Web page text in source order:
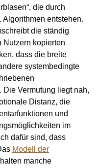
die durch
Algorithmen entstehen.
die ständig
Nutzern kopierten
dass die breite
systembedingte
Die Vermutung liegt nah,
Distanz, die
und
im
dafür sind, dass
Modell der
halten manche